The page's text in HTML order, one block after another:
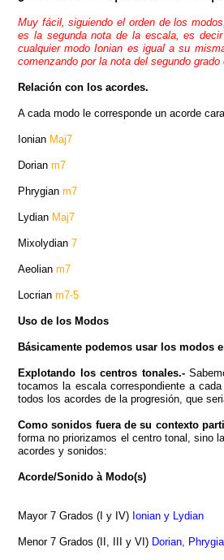
Muy fácil, siguiendo el orden de los
es la segunda nota de la escala, es
cualquier modo Ionian es igual a su
comenzando por la nota del segundo
Relación con los acordes.
A cada modo le corresponde un acorde
Ionian Maj7
Dorian m7
Phrygian m7
Lydian Maj7
Mixolydian 7
Aeolian m7
Locrian m7-5
Uso de los Modos
Básicamente podemos usar los modos
Explotando los centros tonales.-
tocamos la escala correspondiente a
todos los acordes de la progresión, que
Como sonidos fuera de su contexto
forma no priorizamos el centro tonal, sino
acordes y sonidos:
Acorde/Sonido à Modo(s)
Mayor 7 Grados (I y IV) Ionian y Lydian
Menor 7 Grados (II, III y VI) Dorian,